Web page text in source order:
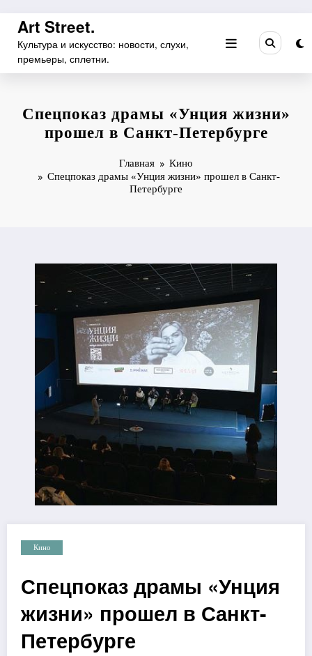
Перейти
содержимому
Art Street.
Культура и искусство: новости, слухи,
премьеры, сплетни.
Спецпоказ драмы «Унция жизни»
прошел в Санкт-Петербурге
Главная
Кино
Спецпоказ драмы «Унция жизни» прошел в Санкт-
Петербурге
Кино
Спецпоказ драмы «Унция
жизни» прошел в Санкт-
Петербурге